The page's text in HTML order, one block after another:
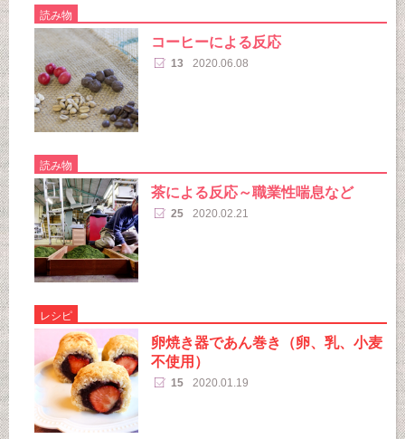
読み物
コーヒーによる反応
13 2020.06.08
読み物
茶による反応～職業性喘息など
25 2020.02.21
レシピ
卵焼き器であん巻き（卵、乳、小麦
不使用）
15 2020.01.19